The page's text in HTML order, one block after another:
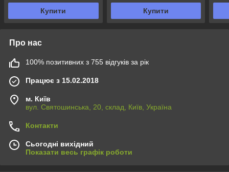
Купити Купити
Про нас
100% позитивних з 755 відгуків за рік
Працює з 15.02.2018
м. Київ
вул. Святошинська, 20, склад, Київ, Україна
Контакти
Сьогодні вихідний
Показати весь графік роботи